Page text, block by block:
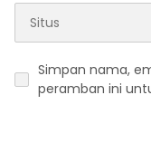
Simpan nama,
peramban ini